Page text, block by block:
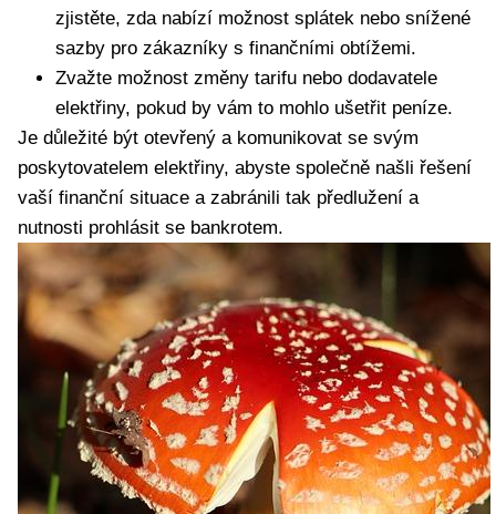
zjistěte, zda nabízí možnost splátek nebo snížené
sazby pro zákazníky s finančními obtížemi.
Zvažte možnost změny tarifu nebo dodavatele
elektřiny, pokud by vám to mohlo ušetřit peníze.
Je důležité být otevřený a komunikovat se svým
poskytovatelem elektřiny, abyste společně našli řešení
vaší finanční situace a zabránili tak předlužení a
nutnosti prohlásit se bankrotem.